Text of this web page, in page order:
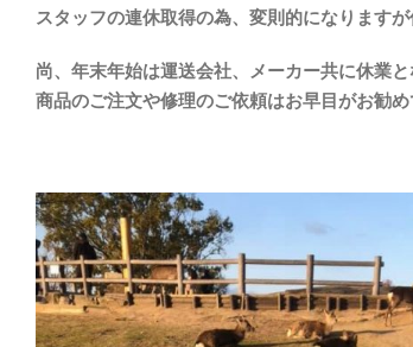
スタッフの連休取得の為、変則的になります
尚、年末年始は運送会社、メーカー共に休業
商品のご注文や修理のご依頼はお早目がお勧め